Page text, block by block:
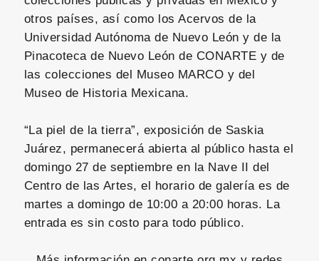
otros países, así como los Acervos de la
Universidad Autónoma de Nuevo León y de la
Pinacoteca de Nuevo León de CONARTE y de
las colecciones del Museo MARCO y del
Museo de Historia Mexicana.
“La piel de la tierra”, exposición de Saskia
Juárez, permanecerá abierta al público hasta el
domingo 27 de septiembre en la Nave II del
Centro de las Artes, el horario de galería es de
martes a domingo de 10:00 a 20:00 horas. La
entrada es sin costo para todo público.